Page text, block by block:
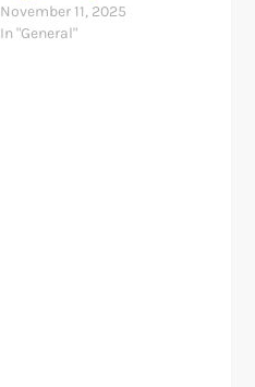
November 11, 2025
In "General"